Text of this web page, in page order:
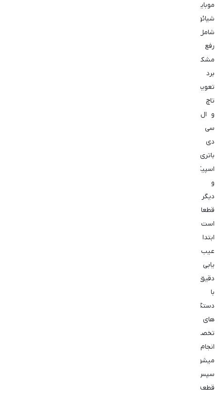
موبایل
شیائومی
شامل
رفع
مشکلات
برد
تعویض
تاچ
و ال
سی
دی
باتری
اسپیکر
و
دیگر
قطعات
است.
ابتدا
عیب
یابی
دقیق
با
دستگاه
های
تخصصی
انجام
میشود
سپس
قطعه